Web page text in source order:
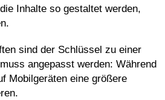
Inhalte so gestaltet werden,
sind der Schlüssel zu einer
angepasst werden: Während
Mobilgeräten eine größere